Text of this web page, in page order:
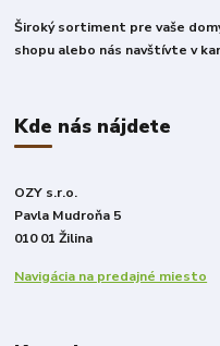
Široký sortiment pre vaše
shopu alebo nás navštívte v
Kde nás nájdete
OZY s.r.o.
Pavla Mudroňa 5
010 01 Žilina
Navigácia na predajné miesto